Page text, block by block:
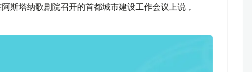
斯塔纳歌剧院召开的首都城市建设工作会议上说，